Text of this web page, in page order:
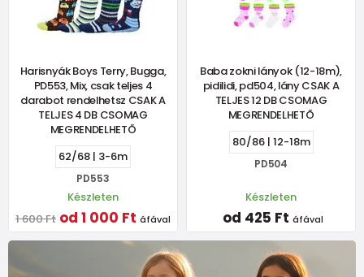
Harisnyák Boys Terry, Bugga,
PD553, Mix, csak teljes 4
darabot rendelhetsz CSAK A
TELJES 4 DB CSOMAG
MEGRENDELHETŐ
62/68 | 3-6m
PD553
Készleten
1 600 Ft od 1 000 Ft áfával
Baba zokni lányok (12-18m),
pidilidi, pd504, lány CSAK A
TELJES 12 DB CSOMAG
MEGRENDELHETŐ
80/86 | 12-18m
PD504
Készleten
od 425 Ft áfával